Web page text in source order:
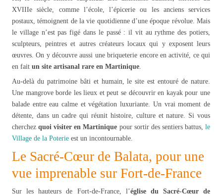
XVIIIe siècle, comme l’école, l’épicerie ou les anciens services
postaux, témoignent de la vie quotidienne d’une époque révolue. Mais
le village n’est pas figé dans le passé : il vit au rythme des potiers,
sculpteurs, peintres et autres créateurs locaux qui y exposent leurs
œuvres. On y découvre aussi une briqueterie encore en activité, ce qui
en fait un site artisanal rare en Martinique
Au-delà du patrimoine bâti et humain, le site est entouré de nature.
Une mangrove borde les lieux et peut se découvrir en kayak pour une
balade entre eau calme et végétation luxuriante. Un vrai moment de
détente, dans un cadre qui réunit histoire, culture et nature. Si vous
cherchezquoi visiter en Martinique pour sortir des sentiers battus,le
Village de la Poterie est un incontournable.
Le Sacré-Cœur de Balata, pour une
vue imprenable sur Fort-de-France
Sur les hauteurs de Fort-de-France, l’église du Sacré-Cœur de